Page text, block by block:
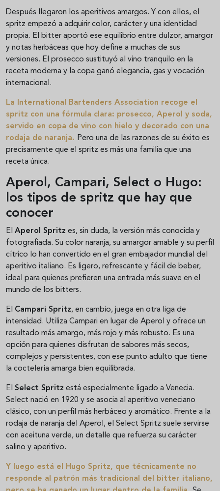
Después llegaron los aperitivos amargos. Y con ellos, el
spritz empezó a adquirir color, carácter y una identidad
propia. El bitter aportó ese equilibrio entre dulzor, amargor
y notas herbáceas que hoy define a muchas de sus
versiones. El prosecco sustituyó al vino tranquilo en la
receta moderna y la copa ganó elegancia, gas y vocación
internacional.
La International Bartenders Association recoge el
spritz con una fórmula clara: prosecco, Aperol y soda,
servido en copa de vino con hielo y decorado con una
rodaja de naranja. Pero una de las razones de su éxito es
precisamente que el spritz es más una familia que una
receta única.
Aperol, Campari, Select o Hugo:
los tipos de spritz que hay que
conocer
El Aperol Spritz es, sin duda, la versión más conocida y
fotografiada. Su color naranja, su amargor amable y su perfil
cítrico lo han convertido en el gran embajador mundial del
aperitivo italiano. Es ligero, refrescante y fácil de beber,
ideal para quienes prefieren una entrada más suave en el
mundo de los bitters.
El Campari Spritz, en cambio, juega en otra liga de
intensidad. Utiliza Campari en lugar de Aperol y ofrece un
resultado más amargo, más rojo y más robusto. Es una
opción para quienes disfrutan de sabores más secos,
complejos y persistentes, con ese punto adulto que tiene
la coctelería amarga bien equilibrada.
El Select Spritz está especialmente ligado a Venecia.
Select nació en 1920 y se asocia al aperitivo veneciano
clásico, con un perfil más herbáceo y aromático. Frente a la
rodaja de naranja del Aperol, el Select Spritz suele servirse
con aceituna verde, un detalle que refuerza su carácter
salino y aperitivo.
Y luego está el Hugo Spritz, que técnicamente no
responde al patrón más tradicional del bitter italiano,